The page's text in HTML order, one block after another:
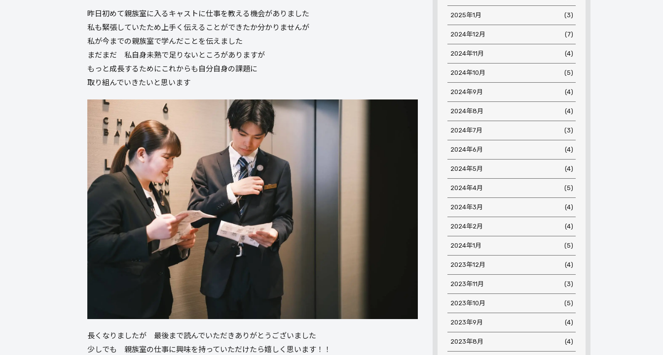
昨日初めて親族室に入るキャストに仕事を教える機会がありました
私も緊張していたため上手く伝えることができたか分かりませんが
私が今までの親族室で学んだことを伝えました
まだまだ 私自身未熟で足りないところがありますが
もっと成長するためにこれからも自分自身の課題に
取り組んでいきたいと思います
長くなりましたが 最後まで読んでいただきありがとうございました
少しでも 親族室の仕事に興味を持っていただけたら嬉しく思います！！
2025年1月 (3)
2024年12月 (7)
2024年11月 (4)
2024年10月 (5)
2024年9月 (4)
2024年8月 (4)
2024年7月 (3)
2024年6月 (4)
2024年5月 (4)
2024年4月 (5)
2024年3月 (4)
2024年2月 (4)
2024年1月 (5)
2023年12月 (4)
2023年11月 (3)
2023年10月 (5)
2023年9月 (4)
2023年8月 (4)